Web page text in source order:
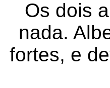
Os dois
nada.
fortes, e